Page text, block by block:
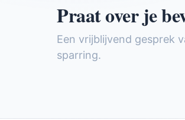
Praat over je
Een vrijblijvend gesprek
sparring.